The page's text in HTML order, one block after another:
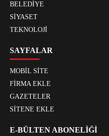
BELEDİYE
SİYASET
TEKNOLOJİ
SAYFALAR
MOBİL SİTE
FİRMA EKLE
GAZETELER
SİTENE EKLE
E-BÜLTEN ABONELİĞİ